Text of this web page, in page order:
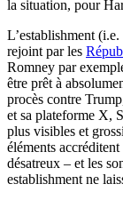
la situation, pour
L’establishment
rejoint par les
Romney par
être prêt à
procès contre
et sa plateforme X,
plus visibles et
éléments
désatreux – et les
establishment ne